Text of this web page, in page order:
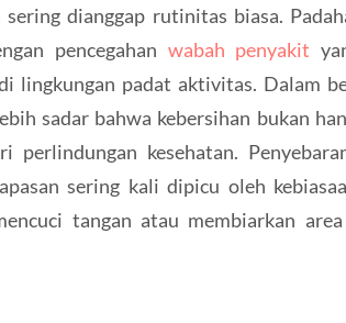
dianggap rutinitas biasa.
pencegahan wabah penyakit
lingkungan padat aktivitas. Dalam
sadar bahwa kebersihan bukan
perlindungan kesehatan.
sering kali dipicu oleh
tangan atau membiarkan